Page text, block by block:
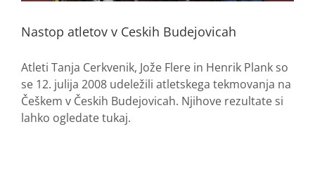
Nastop atletov v Ceskih Budejovicah
Atleti Tanja Cerkvenik, Jože Flere in Henrik Plank so
se 12. julija 2008 udeležili atletskega tekmovanja na
Češkem v Českih Budejovicah. Njihove rezultate si
lahko ogledate tukaj.